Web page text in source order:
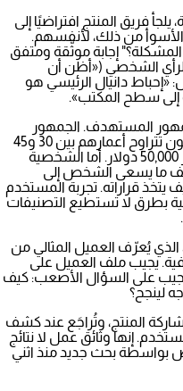
فريق المنتج افتراضيًا إلى
من ذلك، لأنفسهم.
إجابة موثّقة ومتفق
الشخصي («أظن أن
«إحباط دانيال الرئيسي هو
إلى سطح المكتب».
المستهدف. الجمهور
المستهدف تصنيف ديموغرافي: محترفون تتراوح أعمارهم بين 30 و45
عامًا، ومشترون بميزانيات سنوية تتجاوز 50,000 دولار. أما الشخصية
ما يسعى الشخص إلى
يتخذ قراراته. تجربة المستخدم
بطرق لا تستطيع التصنيفات
الذي يُعرّف العميل المثالي من
يجيب ملف العميل على
على السؤال الأصعب: كيف
لينجح؟
المنتج، وتُراجَع عند كشف
إنها وثائق عمل لا نتائج
بواسطة بحث جديد منذ اثني